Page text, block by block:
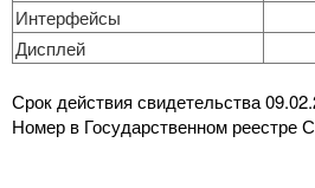
Интерфейсы
Дисплей
Срок действия свидетельства
Номер в Государственном реестре